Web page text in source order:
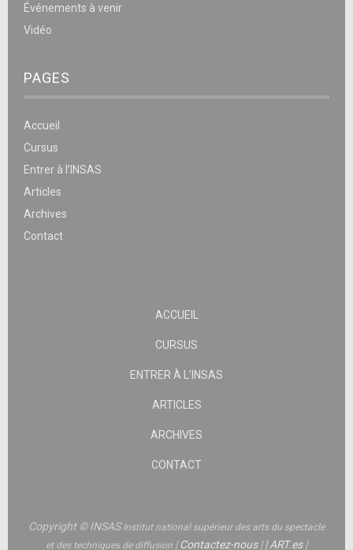
Événements à venir
Vidéo
PAGES
Accueil
Cursus
Entrer à l’INSAS
Articles
Archives
Contact
ACCUEIL
CURSUS
ENTRER À L’INSAS
ARTICLES
ARCHIVES
CONTACT
Copyright © INSASInstitut national supérieur des arts du spectacle
et des techniques de diffusion |Contactez-nous||ART.es|